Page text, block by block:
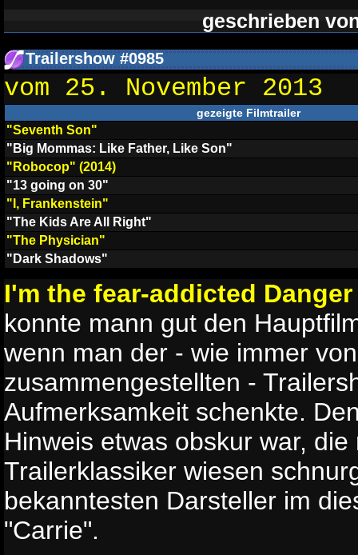
geschrieben
Trailershow #0985
vom 25. November 2013
gezeigte Filmtrailer
"Seventh Son"
"Big Mommas: Like Father, Like Son"
"Robocop" (2014)
"13 going on 30"
"I, Frankenstein"
"The Kids Are All Right"
"The Physician"
"Dark Shadows"
I'm the fear-addicted
konnte mann gut den
wenn man der - wie immer
zusammengestellten -
Aufmerksamkeit schenkte.
Hinweis etwas obskur war,
Trailerklassiker wiesen
bekanntesten Darsteller im
"Carrie".